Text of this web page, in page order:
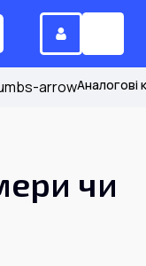
Аналогові
чи